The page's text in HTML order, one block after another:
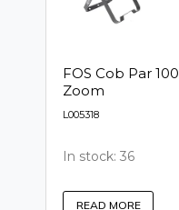
FOS Cob Par 100
Zoom
L005318
In stock: 36
READ MORE